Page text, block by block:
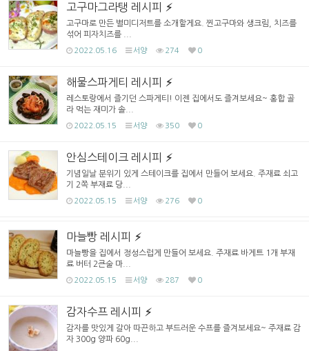
고구마그라탱 레시피
고구마로 만든 별미디저트를 소개할게요. 찐고구마와 생크림, 치즈를
섞어 피자치즈를 ...
2022.05.16 서양 274 0
해물스파게티 레시피
레스토랑에서 즐기던 스파게티! 이젠 집에서도 즐겨보세요~ 홍합 골
라 먹는 재미가 솔...
2022.05.15 서양 350 0
안심스테이크 레시피
기념일날 분위기 있게 스테이크를 집에서 만들어 보세요. 주재료 쇠고
기 2쪽 부재료 당...
2022.05.15 서양 276 0
마늘빵 레시피
마늘빵을 집에서 정성스럽게 만들어 보세요. 주재료 바게트 1개 부재
료 버터 2큰술 마...
2022.05.15 서양 287 0
감자수프 레시피
감자를 맛있게 갈아 따끈하고 부드러운 수프를 즐겨보세요~ 주재료 감
자 300g 양파 60g...